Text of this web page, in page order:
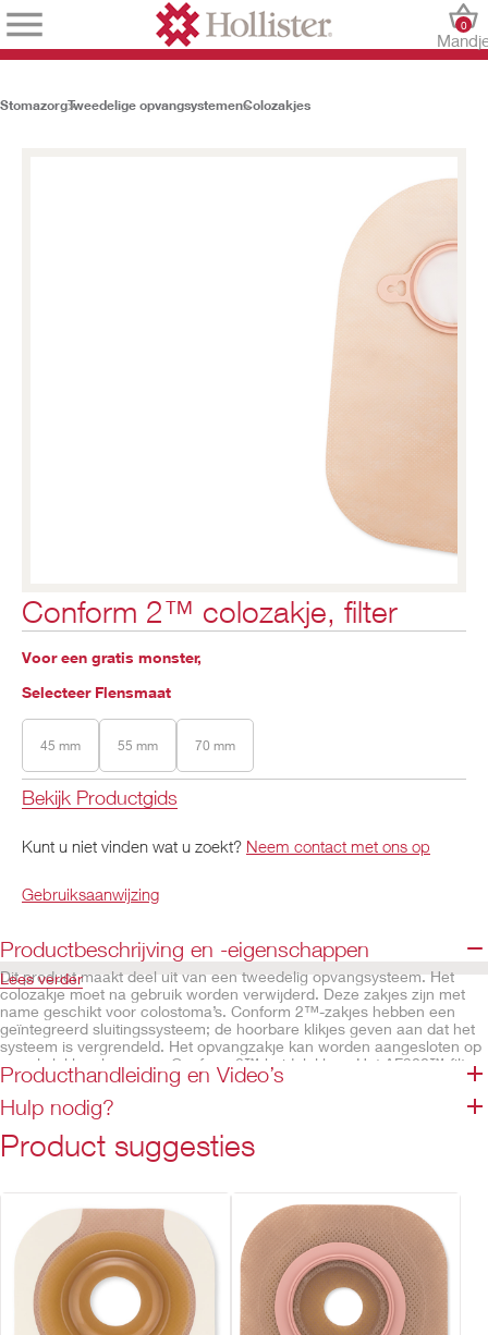
0
StomazorgTweedelige opvangsystemenColozakjes
Conform 2™ colozakje, filter
Voor een gratis monster,
Selecteer Flensmaat
45 mm 55 mm 70 mm
Bekijk Productgids
Kunt u niet vinden wat u zoekt? Neem contact met ons op
Gebruiksaanwijzing
Productbeschrijving en -eigenschappen
Dit product maakt deel uit van een tweedelig opvangsysteem. Het
colozakje moet na gebruik worden verwijderd. Deze zakjes zijn met
name geschikt voor colostoma’s. Conform 2™-zakjes hebben een
geïntegreerd sluitingssysteem; de hoorbare klikjes geven aan dat het
systeem is vergrendeld. Het opvangzakje kan worden aangesloten op
zowel vlakke als convex Conform 2™-huidplakken. Het AF300™-filter
zorgt voor uitwisseling en geurneutralisatie van lucht. Zachte, beige
non-woven voor- en achterkant zorgen voor draagcomfort.
Eigenschappen
Geïntegreerd sluitingssysteem
Geïntegreerde AF300™-filter
Beige ring
Anatomisch gevormd opvangzakje
Geurbarrièrefilm
Zachte, beige non-woven voor- en achterkant
Lees verder
Producthandleiding en Video’s
Hulp nodig?
Product suggesties